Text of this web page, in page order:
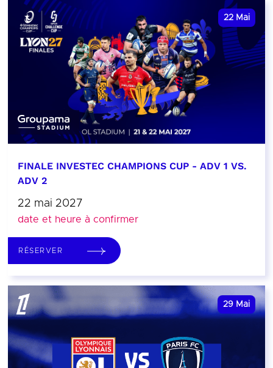
22 Mai
FINALE INVESTEC CHAMPIONS CUP - ADV 1 VS.
ADV 2
22 mai 2027
date et heure à confirmer
RÉSERVER
29 Mai